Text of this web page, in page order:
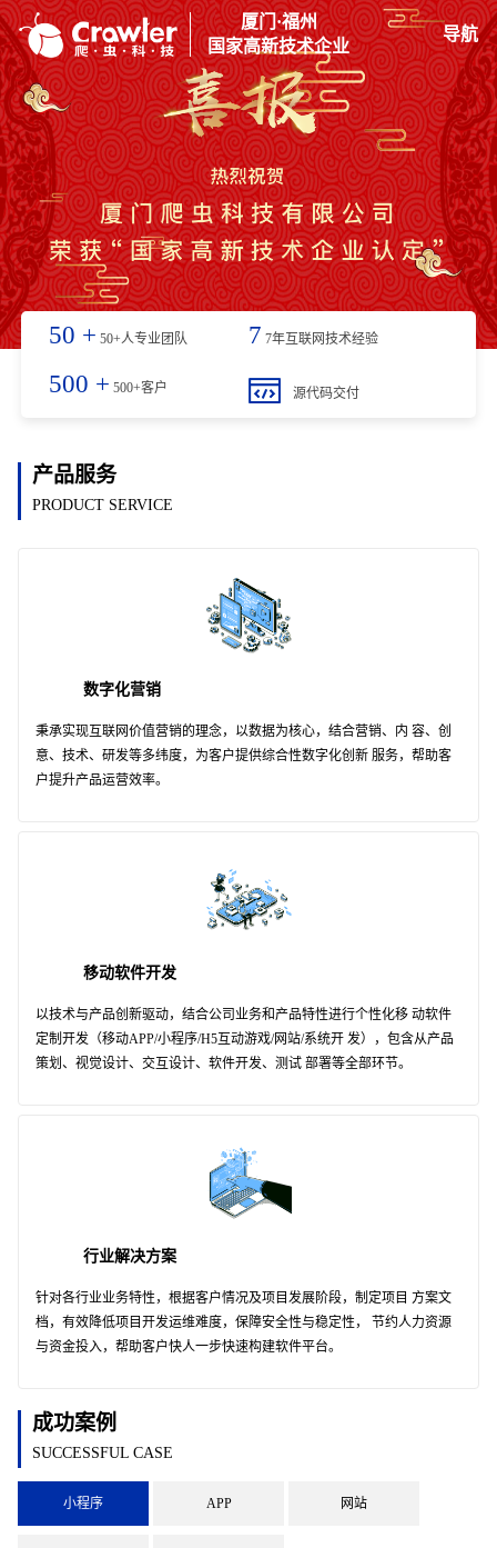
厦门·福州
国家高新技术企业
导航
50 + 50+人专业团队 7 7年互联网技术经验
500 + 500+客户 源代码交付
产品服务
PRODUCT SERVICE
数字化营销
秉承实现互联网价值营销的理念，以数据为核心，结合营销、内 容、创
意、技术、研发等多纬度，为客户提供综合性数字化创新 服务，帮助客
户提升产品运营效率。
移动软件开发
以技术与产品创新驱动，结合公司业务和产品特性进行个性化移 动软件
定制开发（移动APP/小程序/H5互动游戏/网站/系统开 发），包含从产品
策划、视觉设计、交互设计、软件开发、测试 部署等全部环节。
行业解决方案
针对各行业业务特性，根据客户情况及项目发展阶段，制定项目 方案文
档，有效降低项目开发运维难度，保障安全性与稳定性， 节约人力资源
与资金投入，帮助客户快人一步快速构建软件平台。
成功案例
SUCCESSFUL CASE
小程序 APP 网站